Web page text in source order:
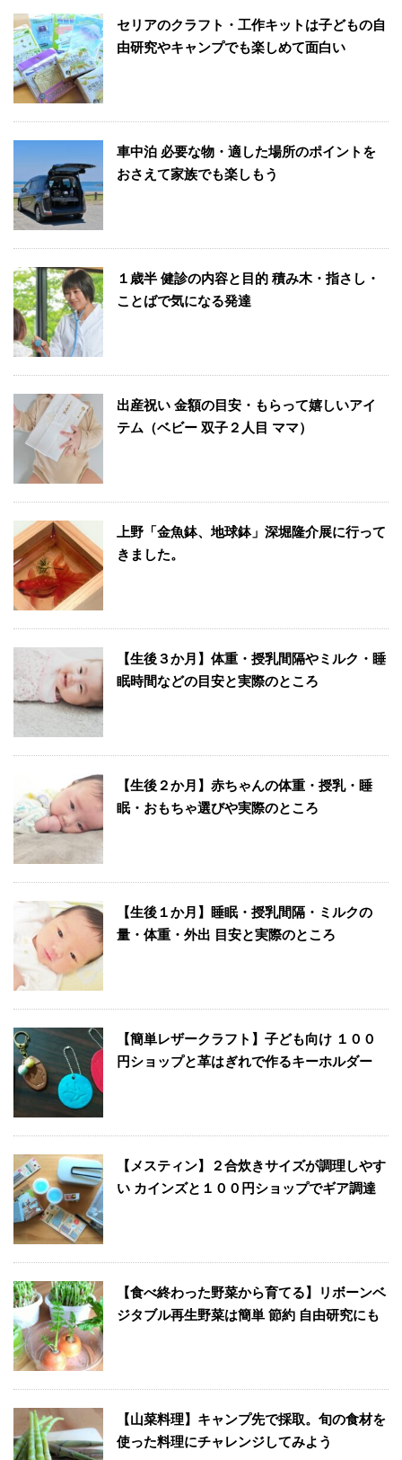
セリアのクラフト・工作キットは子どもの自
由研究やキャンプでも楽しめて面白い
車中泊 必要な物・適した場所のポイントを
おさえて家族でも楽しもう
１歳半 健診の内容と目的 積み木・指さし・
ことばで気になる発達
出産祝い 金額の目安・もらって嬉しいアイ
テム（ベビー 双子２人目 ママ）
上野「金魚鉢、地球鉢」深堀隆介展に行って
きました。
【生後３か月】体重・授乳間隔やミルク・睡
眠時間などの目安と実際のところ
【生後２か月】赤ちゃんの体重・授乳・睡
眠・おもちゃ選びや実際のところ
【生後１か月】睡眠・授乳間隔・ミルクの
量・体重・外出 目安と実際のところ
【簡単レザークラフト】子ども向け １００
円ショップと革はぎれで作るキーホルダー
【メスティン】２合炊きサイズが調理しやす
い カインズと１００円ショップでギア調達
【食べ終わった野菜から育てる】リボーンベ
ジタブル再生野菜は簡単 節約 自由研究にも
【山菜料理】キャンプ先で採取。旬の食材を
使った料理にチャレンジしてみよう